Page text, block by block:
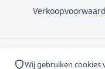
Wij gebruiken cookies
© 1999-2026 Beat-